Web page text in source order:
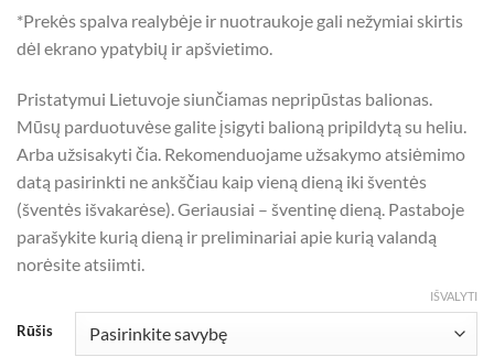
*Prekės spalva realybėje ir nuotraukoje gali nežymiai skirtis
dėl ekrano ypatybių ir apšvietimo.
Pristatymui Lietuvoje siunčiamas nepripūstas balionas.
Mūsų parduotuvėse galite įsigyti balioną pripildytą su heliu.
Arba užsisakyti čia. Rekomenduojame užsakymo atsiėmimo
datą pasirinkti ne ankščiau kaip vieną dieną iki šventės
(šventės išvakarėse). Geriausiai – šventinę dieną. Pastaboje
parašykite kurią dieną ir preliminariai apie kurią valandą
norėsite atsiimti.
Rūšis
IŠVALYTI